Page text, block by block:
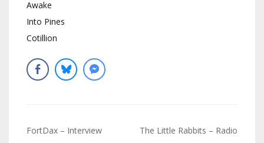
Awake
Into Pines
Cotillion
Navigation
FortDax – Interview The Little Rabbits – Radio